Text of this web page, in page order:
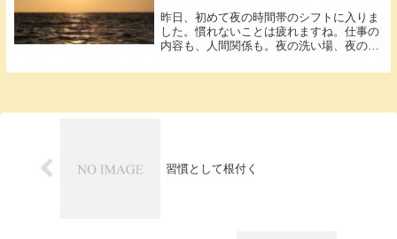
昨日、初めて夜の時間帯のシフトに入りま
した。慣れないことは疲れますね。仕事の
内容も、人間関係も。夜の洗い場、夜のみ
習慣として根付く